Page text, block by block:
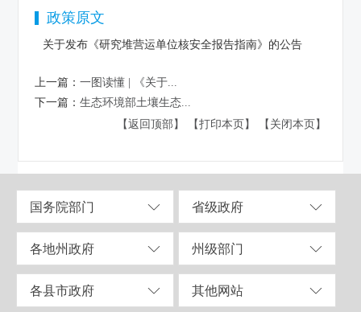
政策原文
关于发布《研究堆营运单位核安全报告指南》的公告
上一篇：一图读懂 | 《关于...
下一篇：生态环境部土壤生态...
【返回顶部】
【打印本页】 【关闭本页】
国务院部门 省级政府
各地州政府 州级部门
各县市政府 其他网站